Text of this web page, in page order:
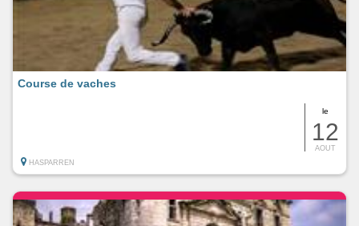
le
12
AOUT
Course de vaches
HASPARREN